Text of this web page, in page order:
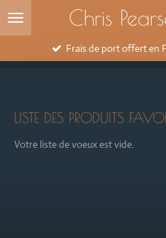
Passer
principal
Chris
Frais de port offert en France
LISTE DES PRODUITS
Votre liste de voeux est vide.